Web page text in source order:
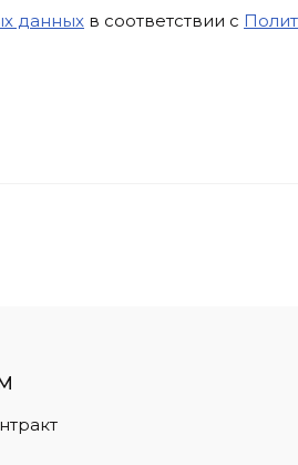
данных в соответствии с